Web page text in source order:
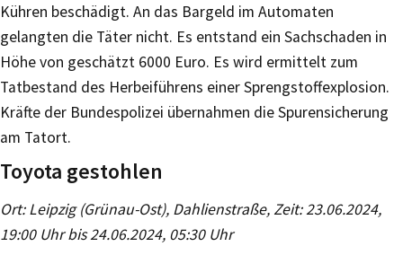
Kühren beschädigt. An das Bargeld im Automaten
gelangten die Täter nicht. Es entstand ein Sachschaden in
Höhe von geschätzt 6000 Euro. Es wird ermittelt zum
Tatbestand des Herbeiführens einer Sprengstoffexplosion.
Kräfte der Bundespolizei übernahmen die Spurensicherung
am Tatort.
Toyota gestohlen
Ort: Leipzig (Grünau-Ost), Dahlienstraße, Zeit: 23.06.2024,
19:00 Uhr bis 24.06.2024, 05:30 Uhr